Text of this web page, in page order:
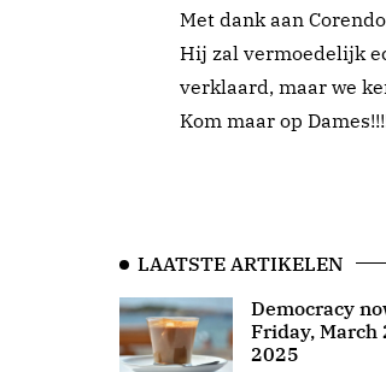
Met dank aan
Hij zal vermoedelijk
verklaard, maar we
Kom maar op
LAATSTE ARTIKELEN
Democracy
Friday, March
2025